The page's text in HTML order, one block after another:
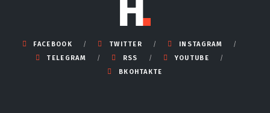
FACEBOOK TWITTER
INSTAGRAM
TELEGRAM
RSS
YOUTUBE
ВКОНТАКТЕ